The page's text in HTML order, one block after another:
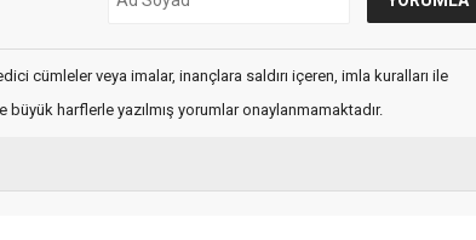
cümleler veya imalar, inançlara saldırı içeren, imla kuralları ile
büyük harflerle yazılmış yorumlar onaylanmamaktadır.